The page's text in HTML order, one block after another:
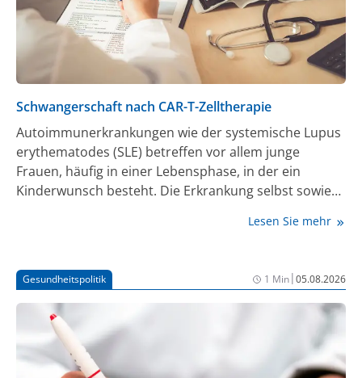
Schwangerschaft nach CAR-T-Zelltherapie
Autoimmunerkrankungen wie der systemische Lupus
erythematodes (SLE) betreffen vor allem junge
Frauen, häufig in einer Lebensphase, in der ein
Kinderwunsch besteht. Die Erkrankung selbst sowie
erschweren eine Schwangerschaft oder machen sie
entscheidenden Vorteil für diese jungen Frauen
bieten, da diese Therapie die Autoimmunerkrankung
nachhaltig zum Stillstand bringen kann. Eine
internationale Studie unter der Leitung von Prof. Dr.
Georg Schett (Direktor der Medizinischen Klinik 3 –
Rheumatologie und Immunologie des
Lesen Sie mehr
Gesundheitspolitik 1 Min|05.08.2026